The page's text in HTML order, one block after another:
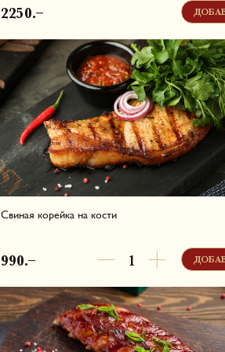
запоминающимся особым вкусом. Готовим на
с ароматным маслом, до желаемой вам
Белки - 45.35 г, Жиры - 63.04 г, Углеводы - 5.96
772.56 ккал в одной порции
2250.–
острым красным перцем. Готовим на гриле,
томатной сальсой и свежей зеленью.
Белки - 45.85 г, Жиры - 117.77 г, Углеводы -
1305.55 ккал в одной порции
Свиная корейка на кости
990.–